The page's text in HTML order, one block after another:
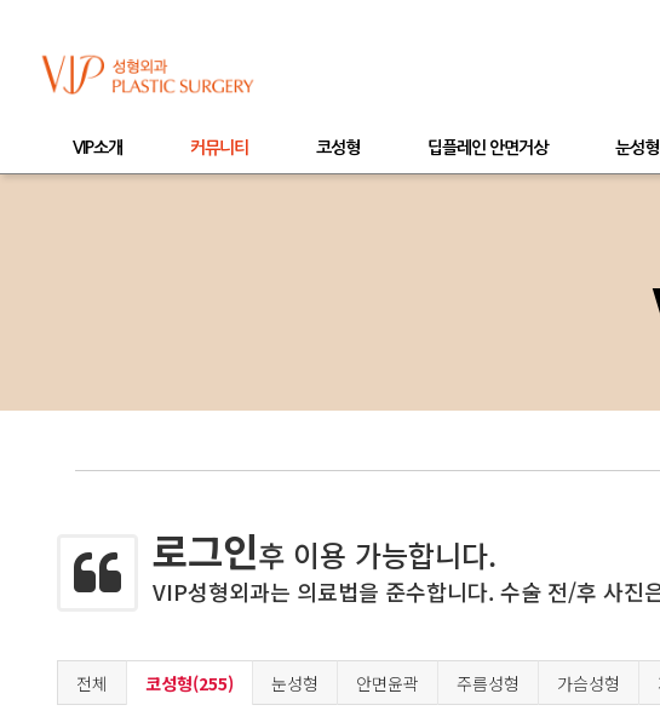
VIP소개 커뮤니티 코성형 딥플레인 안면거상 눈성형
로그인후 이용 가능합니다.
VIP성형외과는 의료법을 준수합니다. 수술 전/후 사진
전체 코성형(255) 눈성형 안면윤곽 주름성형 가슴성형